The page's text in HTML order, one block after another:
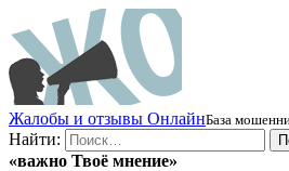
Жалобы и отзывы ОнлайнБаза
Найти:
«важно Твоё мнение»